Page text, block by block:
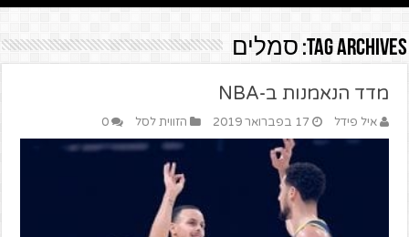
Tag Archives: סמלים
מדד הנאמנות ב-NBA
איל פידל 17 בפברואר 2019 הזווית לסל 0